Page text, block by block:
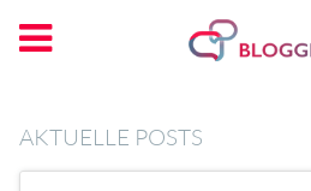
AKTUELLE POSTS